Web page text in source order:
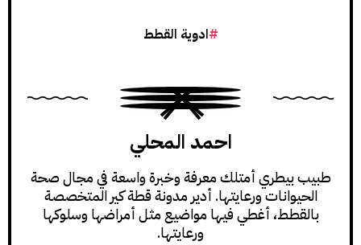
ادوية القطط
احمد المحلي
طبيب بيطري أمتلك معرفة وخبرة واسعة في مجال صحة
الحيوانات ورعايتها. أدير مدونة قطة كير المتخصصة
بالقطط، أغطي فيها مواضيع مثل أمراضها وسلوكها
ورعايتها.